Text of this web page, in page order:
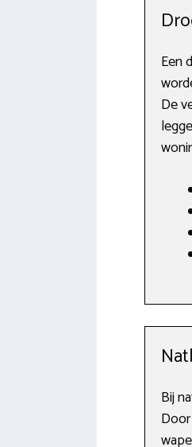
Een
De
Bij